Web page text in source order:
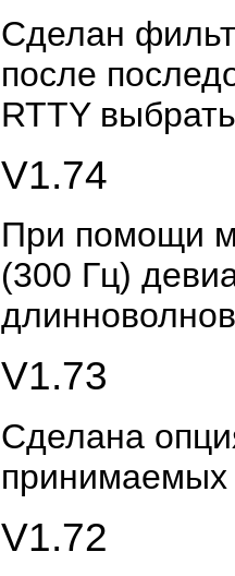
Сделан
после
RTTY
V1.74
При помощи
(300 Гц)
V1.73
Сделана
принимаемых
V1.72